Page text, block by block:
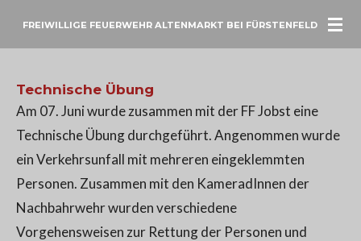
ZumFREIWILLIGE FEUERWEHR ALTENMARKT BEI FÜRSTENFELD
Technische Übung
Am 07. Juni wurde zusammen mit der FF Jobst eine
Technische Übung durchgeführt. Angenommen wurde
ein Verkehrsunfall mit mehreren eingeklemmten
Personen. Zusammen mit den KameradInnen der
Nachbahrwehr wurden verschiedene
Vorgehensweisen zur Rettung der Personen und